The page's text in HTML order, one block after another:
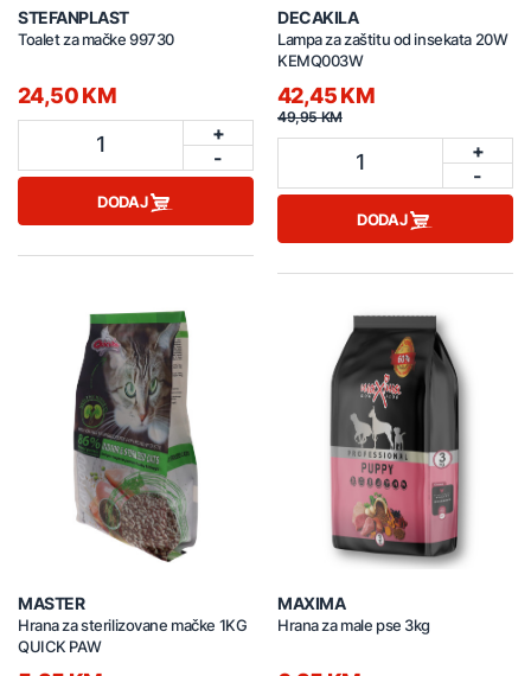
STEFANPLAST
Toalet za mačke 99730
24,50 KM
1
+
-
DODAJ
DECAKILA
Lampa za zaštitu od insekata 20W
KEMQ003W
42,45 KM
49,95 KM
1
+
-
DODAJ
MASTER
Hrana za sterilizovane mačke 1KG
QUICK PAW
MAXIMA
Hrana za male pse 3kg